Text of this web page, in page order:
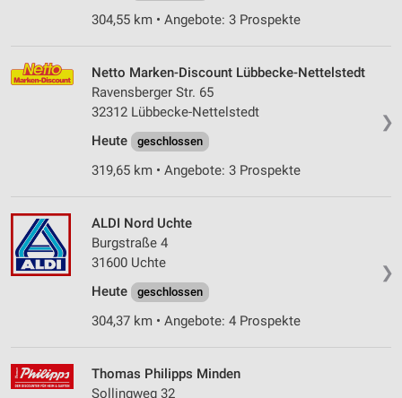
304,55 km • Angebote: 3 Prospekte
❯
Netto Marken-Discount Lübbecke-Nettelstedt
Ravensberger Str. 65
32312 Lübbecke-Nettelstedt
Heute
geschlossen
319,65 km • Angebote: 3 Prospekte
❯
ALDI Nord Uchte
Burgstraße 4
31600 Uchte
Heute
geschlossen
304,37 km • Angebote: 4 Prospekte
Thomas Philipps Minden
Sollingweg 32